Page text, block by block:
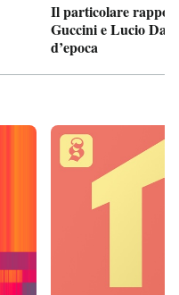
Il particolare
Guccini e Lucio
d’epoca